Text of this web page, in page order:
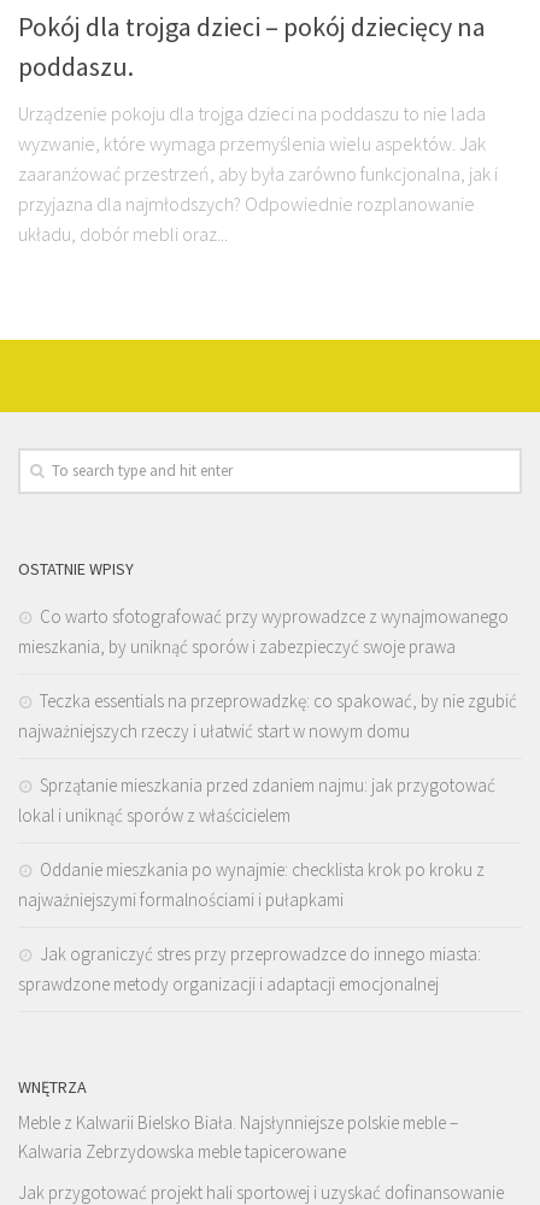
Pokój dla trojga dzieci – pokój dziecięcy na
poddaszu.
Urządzenie pokoju dla trojga dzieci na poddaszu to nie lada
wyzwanie, które wymaga przemyślenia wielu aspektów. Jak
zaaranżować przestrzeń, aby była zarówno funkcjonalna, jak i
przyjazna dla najmłodszych? Odpowiednie rozplanowanie
układu, dobór mebli oraz...
OSTATNIE WPISY
Co warto sfotografować przy wyprowadzce z wynajmowanego
mieszkania, by uniknąć sporów i zabezpieczyć swoje prawa
Teczka essentials na przeprowadzkę: co spakować, by nie zgubić
najważniejszych rzeczy i ułatwić start w nowym domu
Sprzątanie mieszkania przed zdaniem najmu: jak przygotować
lokal i uniknąć sporów z właścicielem
Oddanie mieszkania po wynajmie: checklista krok po kroku z
najważniejszymi formalnościami i pułapkami
Jak ograniczyć stres przy przeprowadzce do innego miasta:
sprawdzone metody organizacji i adaptacji emocjonalnej
WNĘTRZA
Meble z Kalwarii Bielsko Biała. Najsłynniejsze polskie meble –
Kalwaria Zebrzydowska meble tapicerowane
Jak przygotować projekt hali sportowej i uzyskać dofinansowanie